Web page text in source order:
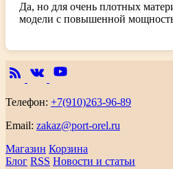
Да, но для очень плотных
модели с повышенной
Телефон: +7(910)263-96-89
Email: zakaz@port-orel.ru
Магазин Корзина
Блог RSS Новости и статьи